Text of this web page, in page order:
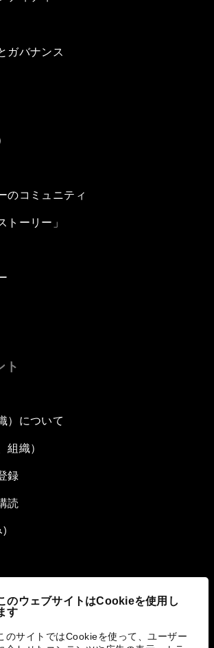
のウェブサイトはCookieを使用し
す
のサイトではCookieを使って、ユーザー
ガバナンス
のコミュニティ
トーリー」
ト
）について
組織）
録
読
)
への取り組み
)